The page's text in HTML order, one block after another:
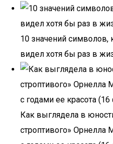
10 значений
видел хотя бы раз в
Как выглядела в
строптивого» Орнелла